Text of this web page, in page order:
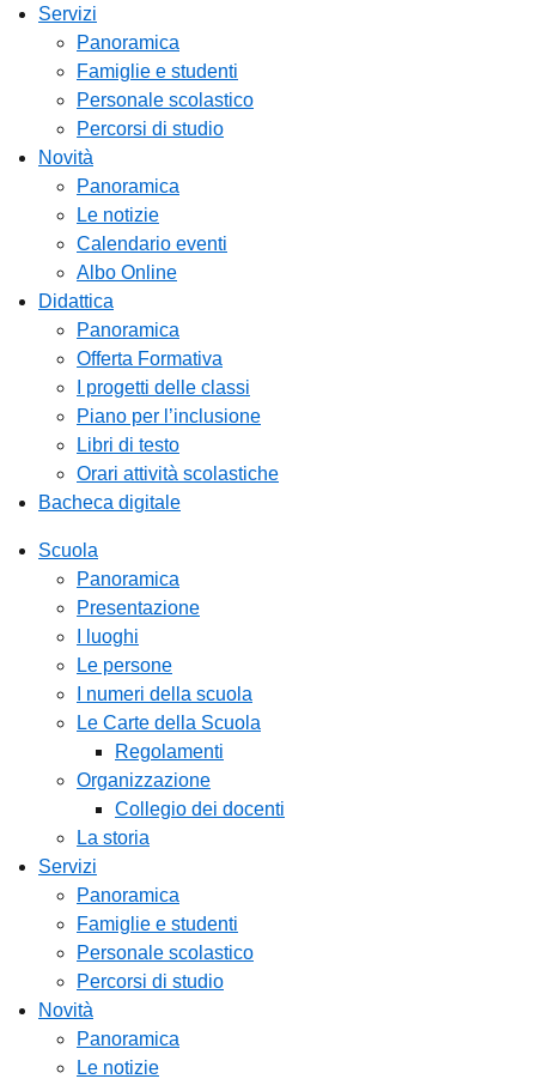
Servizi
Panoramica
Famiglie e studenti
Personale scolastico
Percorsi di studio
Novità
Panoramica
Le notizie
Calendario eventi
Albo Online
Didattica
Panoramica
Offerta Formativa
I progetti delle classi
Piano per l’inclusione
Libri di testo
Orari attività scolastiche
Bacheca digitale
Scuola
Panoramica
Presentazione
I luoghi
Le persone
I numeri della scuola
Le Carte della Scuola
Regolamenti
Organizzazione
Collegio dei docenti
La storia
Servizi
Panoramica
Famiglie e studenti
Personale scolastico
Percorsi di studio
Novità
Panoramica
Le notizie